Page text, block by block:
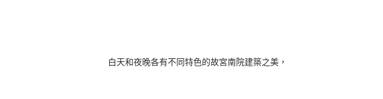
白天和夜晚各有不同特色的故宮南院建築之美，